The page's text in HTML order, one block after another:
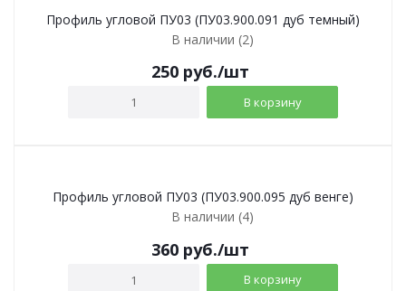
Профиль угловой ПУ03 (ПУ03.900.091 дуб темный)
В наличии (2)
250руб./шт
В корзину
Профиль угловой ПУ03 (ПУ03.900.095 дуб венге)
В наличии (4)
360руб./шт
В корзину